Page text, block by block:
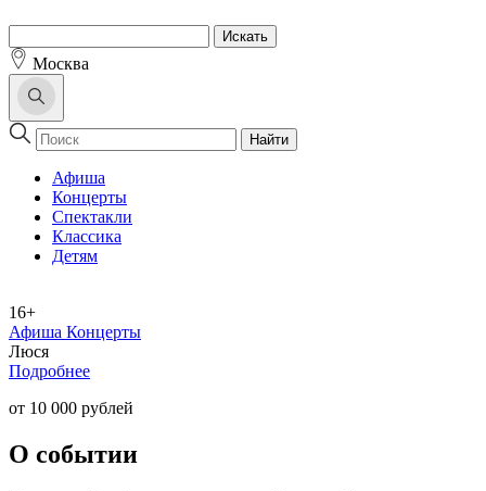
Москва
Найти
Афиша
Концерты
Спектакли
Классика
Детям
16+
Афиша Концерты
Люся
Подробнее
от 10 000 рублей
О событии